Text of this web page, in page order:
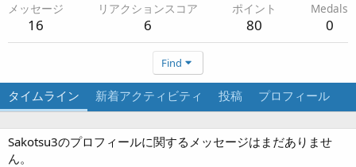
メッセージ
16
リアクションスコア
6
ポイント
80
Medals
0
Find
タイムライン 新着アクティビティ 投稿 プロフィール
Sakotsu3のプロフィールに関するメッセージはまだありませ
ん。